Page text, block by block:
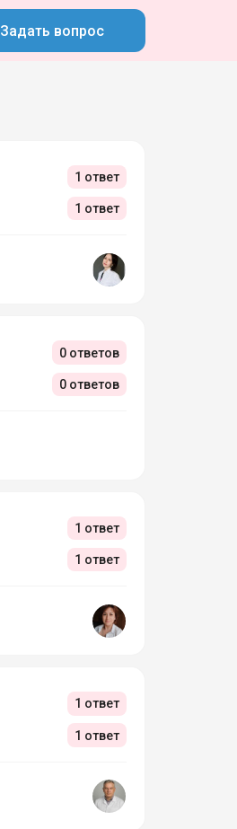
Задать вопрос
1 ответ
1 ответ
0 ответов
0 ответов
1 ответ
1 ответ
1 ответ
1 ответ